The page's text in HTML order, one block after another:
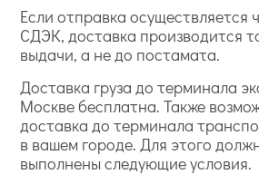
Если отправка осуществляется
СДЭК, доставка производится
выдачи, а не до постамата.
Доставка груза до терминала
Москве бесплатна. Также
доставка до терминала
в вашем городе. Для этого
выполнены следующие условия.